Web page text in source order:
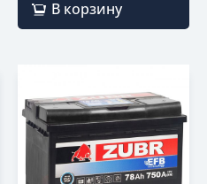
В корзину